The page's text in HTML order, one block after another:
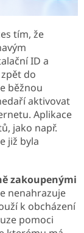
tím, že
ID a
do
běžnou
aktivovat
Aplikace
jako např.
již byla
zakoupenými
nenahrazuje
k obcházení
pomoci